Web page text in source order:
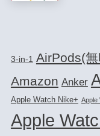
3-in-1 AirPods(
Amazon Anker
Apple Watch Nike+ Apple
Apple